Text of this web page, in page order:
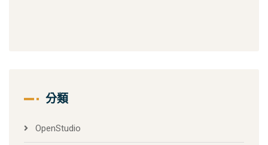
分類
OpenStudio